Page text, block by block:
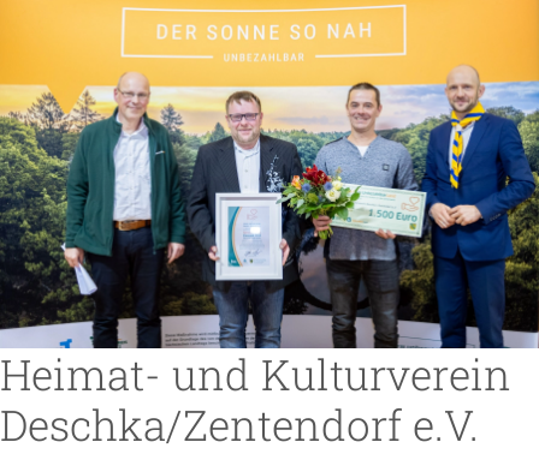
Heimat- und Kulturverein
Deschka/Zentendorf e.V.